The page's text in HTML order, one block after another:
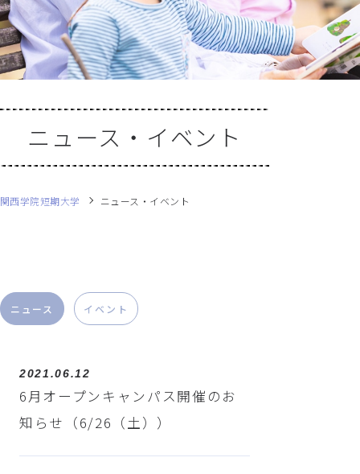
ニュース・イベント
関西学院短期大学 ニュース・イベント
ニュース イベント
2021.06.12
6月オープンキャンパス開催のお
知らせ（6/26（土））